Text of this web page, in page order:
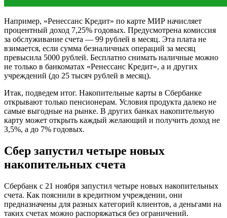
Например, «Ренессанс Кредит» по карте МИР начисляет
процентный доход 7,25% годовых. Предусмотрена комиссия
за обслуживание счета — 99 рублей в месяц. Эта плата не
взимается, если сумма безналичных операций за месяц
превысила 5000 рублей. Бесплатно снимать наличные можно
не только в банкоматах «Ренессанс Кредит», а и других
учреждений (до 25 тысяч рублей в месяц).
Итак, подведем итог. Накопительные карты в Сбербанке
открывают только пенсионерам. Условия продукта далеко не
самые выгодные на рынке. В других банках накопительную
карту может открыть каждый желающий и получить доход не
3,5%, а до 7% годовых.
Сбер запустил четыре новых
накопительных счета
Сбербанк с 21 ноября запустил четыре новых накопительных
счета. Как пояснили в кредитном учреждении, они
предназначены для разных категорий клиентов, а деньгами на
таких счетах можно распоряжаться без ограничений.